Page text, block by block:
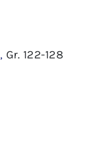
, Gr. 122-128